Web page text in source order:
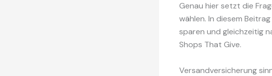
Genau hier setzt die
wählen. In diesem
sparen und gleichzeitig
Shops That Give.
Versandversicherung